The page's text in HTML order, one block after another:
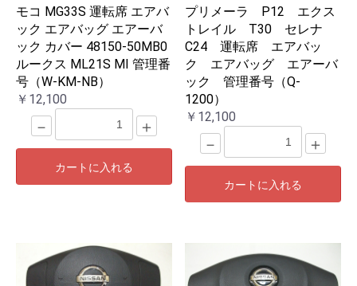
モコ MG33S 運転席 エアバ
ック エアバッグ エアーバ
ック カバー 48150-50MB0
ルークス ML21S MI 管理番
号（W-KM-NB）
￥12,100
－ ＋
カートに入れる
プリメーラ P12 エクス
トレイル T30 セレナ
C24 運転席 エアバッ
ク エアバッグ エアーバ
ック 管理番号（Q-
1200）
￥12,100
－ ＋
カートに入れる